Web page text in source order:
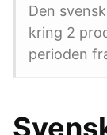
Den
kring 2
perioden